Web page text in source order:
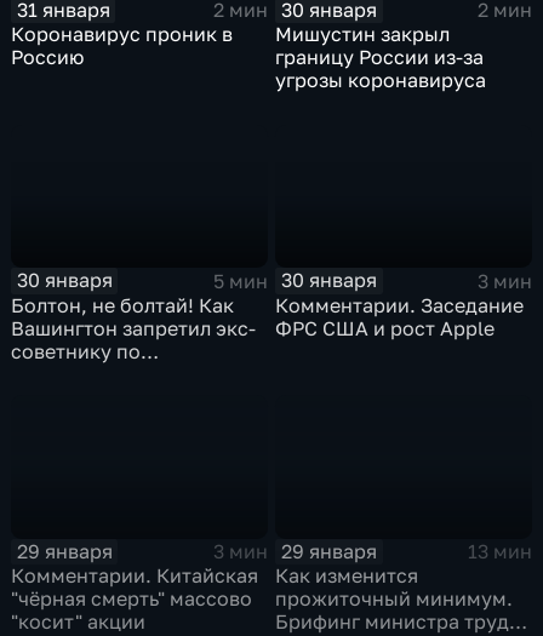
31 января
2 мин
Коронавирус проник в
Россию
30 января
2 мин
Мишустин закрыл
границу России из-за
угрозы коронавируса
30 января
5 мин
Болтон, не болтай! Как
Вашингтон запретил экс-
советнику по
30 января
3 мин
Комментарии. Заседание
ФРС США и рост Apple
29 января
3 мин
Комментарии. Китайская
"чёрная смерть" массово
"косит" акции
29 января
13 мин
Как изменится
прожиточный минимум.
Брифинг министра труда